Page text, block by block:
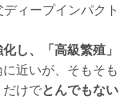
ィープインパクト
し、「高級繁殖」
近いが、そもそも
だけでとんでもない